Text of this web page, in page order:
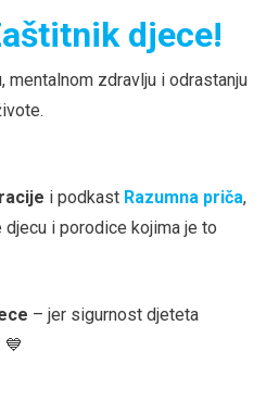
djece!
mentalnom zdravlju i odrastanju
i podkast Razumna priča,
i porodice kojima je to
– jer sigurnost djeteta
💙